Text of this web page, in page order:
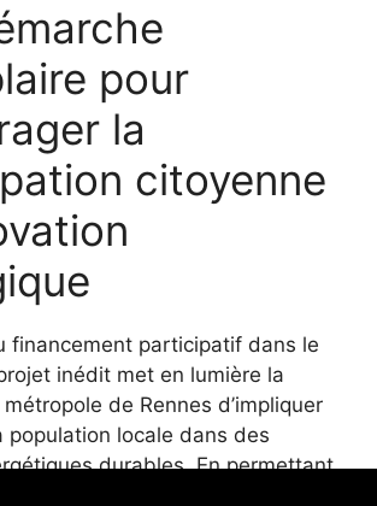
pour
la
citoyenne
financement participatif dans le
inédit met en lumière la
de Rennes d’impliquer
population locale dans des
durables. En permettant